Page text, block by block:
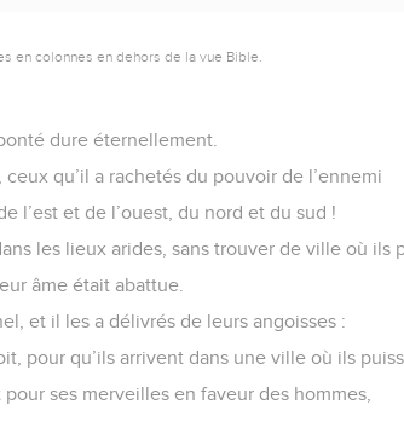
en colonnes en dehors de la vue Bible.
dure éternellement.
qu’il a rachetés du pouvoir de l’ennemi
l’est et de l’ouest, du nord et du sud !
les lieux arides, sans trouver de ville où ils
âme était abattue.
et il les a délivrés de leurs angoisses :
pour qu’ils arrivent dans une ville où ils
ses merveilles en faveur des hommes,